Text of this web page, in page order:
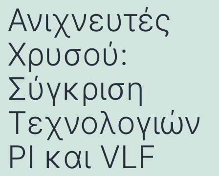
Ανιχνευτές
Χρυσού:
Σύγκριση
Τεχνολογιών
PI και VLF